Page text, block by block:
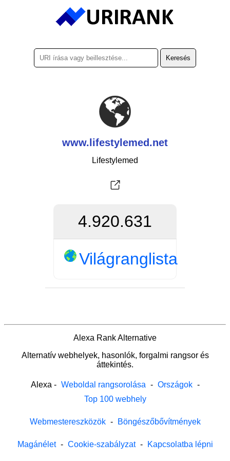
www.lifestylemed.net
Lifestylemed
4.920.631
Világranglista
Alexa Rank Alternative
Alternatív webhelyek, hasonlók, forgalmi rangsor és
áttekintés.
Alexa - Weboldal rangsorolása - Országok -
Top 100 webhely
Webmestereszközök - Böngészőbővítmények
Magánélet - Cookie-szabályzat - Kapcsolatba lépni